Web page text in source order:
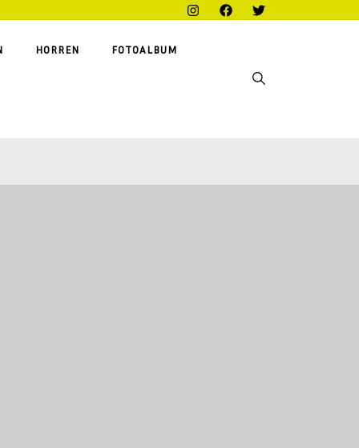
HORREN FOTOALBUM